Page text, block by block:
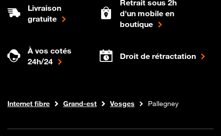
Livraison
gratuite
Retrait sous 2h
d'un mobile en
boutique
À vos cotés
24h/24
Droit de rétractation
Boutique Orange
Internet fibre Grand-est Vosges Pallegney